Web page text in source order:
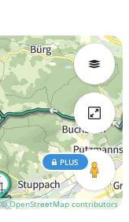
© OpenStreetMap contributors
PLUS